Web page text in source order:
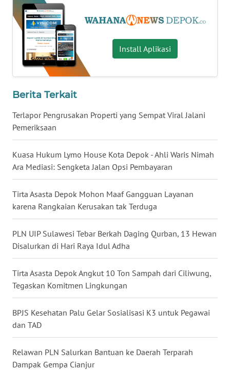
Install Aplikasi
Berita Terkait
Terlapor Pengrusakan Properti yang Sempat Viral Jalani
Pemeriksaan
Kuasa Hukum Lymo House Kota Depok - Ahli Waris Nimah
Ara Mediasi: Sengketa Jalan Opsi Pembayaran
Tirta Asasta Depok Mohon Maaf Gangguan Layanan
karena Rangkaian Kerusakan tak Terduga
PLN UIP Sulawesi Tebar Berkah Daging Qurban, 13 Hewan
Disalurkan di Hari Raya Idul Adha
Tirta Asasta Depok Angkut 10 Ton Sampah dari Ciliwung,
Tegaskan Komitmen Lingkungan
BPJS Kesehatan Palu Gelar Sosialisasi K3 untuk Pegawai
dan TAD
Relawan PLN Salurkan Bantuan ke Daerah Terparah
Dampak Gempa Cianjur
WN
TAPANULI
SELATAN
WN
TANJUNG
LESUNG
WN
KARO
WN
TENGAH
SERDANG
WN
TEBING
TINGGI
WN
PAKPAK